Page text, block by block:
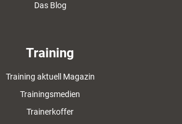
Das Blog
Training
Training aktuell Magazin
Trainingsmedien
Trainerkoffer